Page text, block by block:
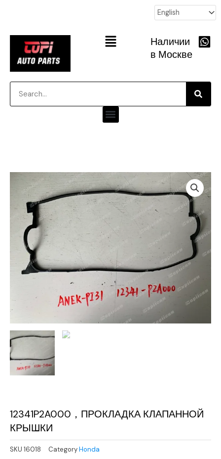
Main
Наличии
в Москве
Menu
12341P2A000，ПРОКЛАДКА КЛАПАННОЙ
КРЫШКИ
SKU 16018 CategoryHonda